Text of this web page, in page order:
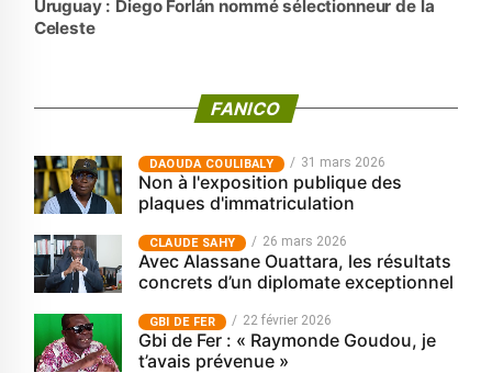
Uruguay : Diego Forlán nommé sélectionneur de la
Celeste
FANICO
‎DAOUDA COULIBALY 31 mars 2026
Non à l'exposition publique des
plaques d'immatriculation
CLAUDE SAHY 26 mars 2026
Avec Alassane Ouattara, les résultats
concrets d’un diplomate exceptionnel
GBI DE FER 22 février 2026
Gbi de Fer : « Raymonde Goudou, je
t’avais prévenue »